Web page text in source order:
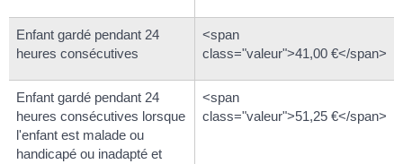
Enfant gardé pendant 24
heures consécutives
<span
class="valeur">41,00 €</span>
Enfant gardé pendant 24
heures consécutives lorsque
l'enfant est malade ou
handicapé ou inadapté et
<span
class="valeur">51,25 €</span>